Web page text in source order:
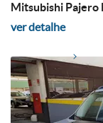
Mitsubishi Pajero
ver detalhe